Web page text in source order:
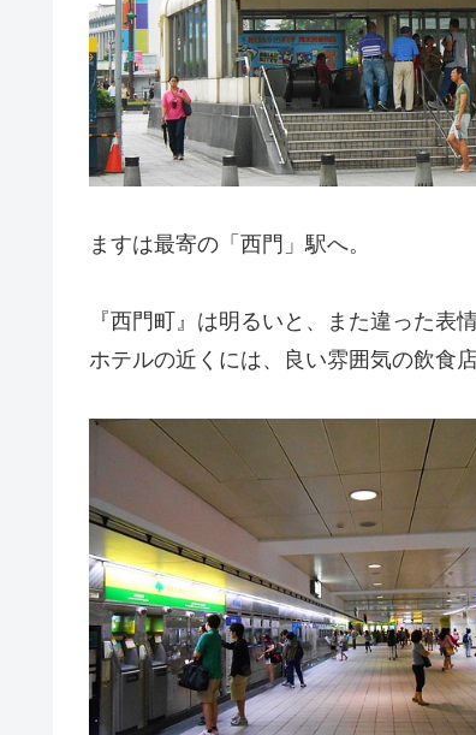
ますは最寄の「西門」駅へ。
『西門町』は明るいと、また違った表
ホテルの近くには、良い雰囲気の飲食